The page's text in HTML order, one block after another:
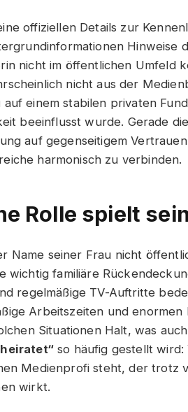
offiziellen Details zur
Hinweise
nicht im öffentlichen Umfeld
nicht aus der
auf einem stabilen privaten
beeinflusst wurde. Gerade
auf gegenseitigem
harmonisch zu verbinden.
Rolle spielt
Name seiner Frau nicht
wichtig familiäre
regelmäßige TV-Auftritte
Arbeitszeiten und
Situationen Halt, was
so häufig gestellt
Medienprofi steht, der trotz
wirkt.